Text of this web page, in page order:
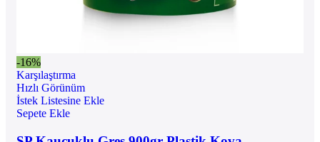
-16%
Karşılaştırma
Hızlı Görünüm
İstek Listesine Ekle
Sepete Ekle